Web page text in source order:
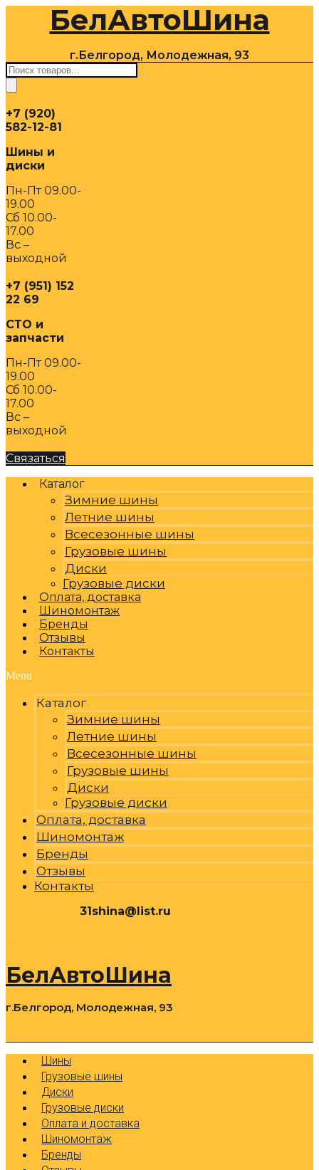
содержимомуБелАвтоШина
г.Белгород, Молодежная, 93
Поиск
товаров
+7 (920)
582-12-81
Шины и
диски
Пн-Пт 09.00-
19.00
Сб 10.00-
17.00
Вс –
выходной
+7 (951) 152
22 69
СТО и
запчасти
Пн-Пт 09.00-
19.00
Сб 10.00-
17.00
Вс –
выходной
Связаться
Каталог
Зимние шины
Летние шины
Всесезонные шины
Грузовые шины
Диски
Грузовые диски
Оплата, доставка
Шиномонтаж
Бренды
Отзывы
Контакты
Menu
Каталог
Зимние шины
Летние шины
Всесезонные шины
Грузовые шины
Диски
Грузовые диски
Оплата, доставка
Шиномонтаж
Бренды
Отзывы
Контакты
31shina@list.ru
БелАвтоШина
г.Белгород, Молодежная, 93
Шины
Грузовые шины
Диски
Грузовые диски
Оплата и доставка
Шиномонтаж
Бренды